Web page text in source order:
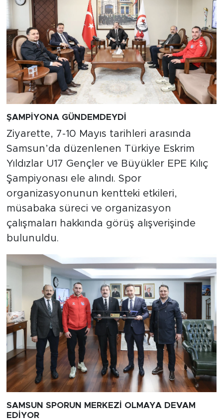
ŞAMPİYONA GÜNDEMDEYDİ
Ziyarette, 7-10 Mayıs tarihleri arasında
Samsun’da düzenlenen Türkiye Eskrim
Yıldızlar U17 Gençler ve Büyükler EPE Kılıç
Şampiyonası ele alındı. Spor
organizasyonunun kentteki etkileri,
müsabaka süreci ve organizasyon
çalışmaları hakkında görüş alışverişinde
bulunuldu.
SAMSUN SPORUN MERKEZİ OLMAYA DEVAM
EDİYOR